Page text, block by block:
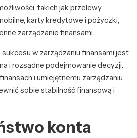
takich jak przelewy
karty kredytowe i pożyczki,
zarządzanie finansami.
w zarządzaniu finansami jest
i rozsądne podejmowanie decyzji.
i umiejętnemu zarządzaniu
sobie stabilność finansową i
konta